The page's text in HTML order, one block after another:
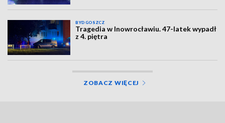
BYDGOSZCZ
Tragedia w Inowrocławiu. 47-latek wypadł
z 4. piętra
ZOBACZ WIĘCEJ